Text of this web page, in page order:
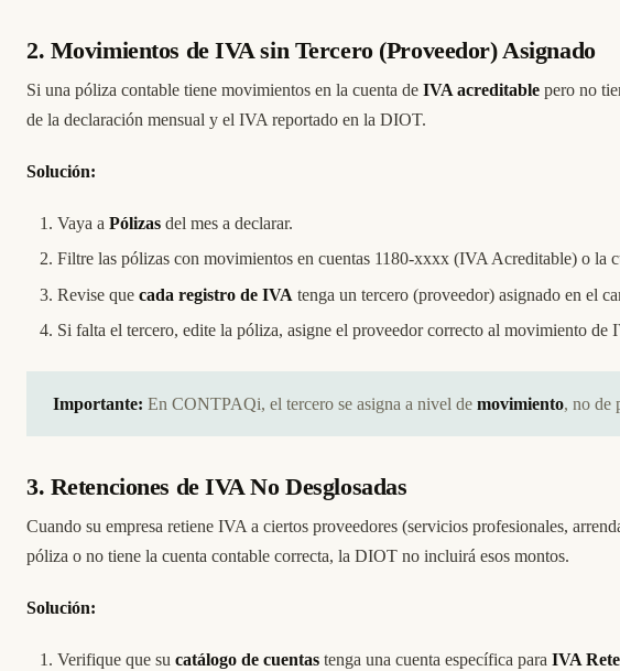
2. Movimientos de IVA sin Tercero (Proveedor) Asignado
Si una póliza contable tiene movimientos en la cuenta de IVA acreditable pero no
de la declaración mensual y el IVA reportado en la DIOT.
Solución:
Vaya a Pólizas del mes a declarar.
Filtre las pólizas con movimientos en cuentas 1180-xxxx (IVA Acreditable) o la
Revise que cada registro de IVA tenga un tercero (proveedor) asignado en el
Si falta el tercero, edite la póliza, asigne el proveedor correcto al movimiento de
Importante: En CONTPAQi, el tercero se asigna a nivel de movimiento, no de
3. Retenciones de IVA No Desglosadas
Cuando su empresa retiene IVA a ciertos proveedores (servicios profesionales,
póliza o no tiene la cuenta contable correcta, la DIOT no incluirá esos montos.
Solución:
Verifique que su catálogo de cuentas tenga una cuenta específica para IVA